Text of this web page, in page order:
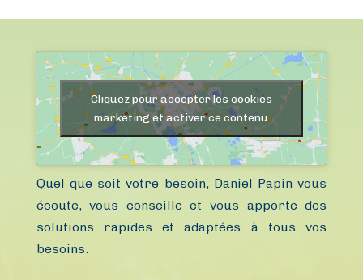
Cliquez pour accepter les cookies
marketing et activer ce contenu
Quel que soit votre besoin, Daniel Papin vous
écoute, vous conseille et vous apporte des
solutions rapides et adaptées à tous vos
besoins.